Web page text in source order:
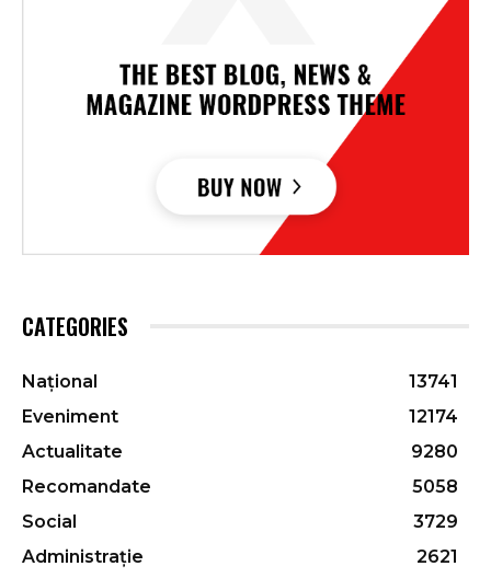
CATEGORIES
Național
13741
Eveniment
12174
Actualitate
9280
Recomandate
5058
Social
3729
Administrație
2621